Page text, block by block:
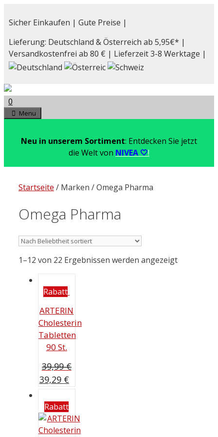
Inhalt
Sicher Einkaufen | Gute Preise |
Lieferung: Deutschland & Österreich ab 5,95€* |
Versandkostenfrei ab 80 € | Lieferzeit 3-8 Werktage |
0
Menu
Neu in unserem Sortiment: Entdecken Sie jetzt
die Welt von NIVEA 🤍!
Startseite / Marken / Omega Pharma
Omega Pharma
1–12 von 22 Ergebnissen werden angezeigt
Rabatt
ARTERIN
Cholesterin
Tabletten
90 St.
39,99€
Ursprünglicher
war:
39,99 €
39,29 €Aktueller
ist:
39,29 €.
Rabatt